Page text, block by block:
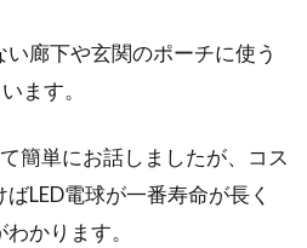
理は可能？不可能？
...
廊下や玄関のポーチに使う
ます。
簡単にお話しましたが、コス
LED電球が一番寿命が長く
かります。